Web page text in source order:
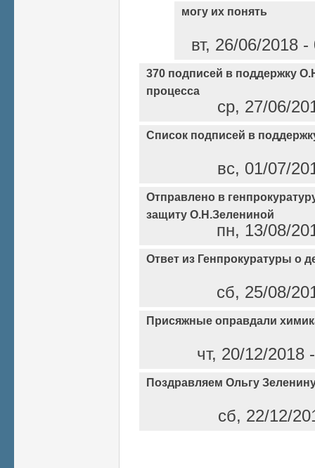
могу их понять
вт, 26/06/2018
370 подписей в поддержку
процесса
ср, 27/06/
Список подписей в
вс, 01/07/
Отправлено в
защиту О.Н.Зелениной
пн, 13/08/
Ответ из Генпрокуратуры о
сб, 25/08/
Присяжные оправдали
чт, 20/12/
Поздравляем Ольгу
сб, 22/12/